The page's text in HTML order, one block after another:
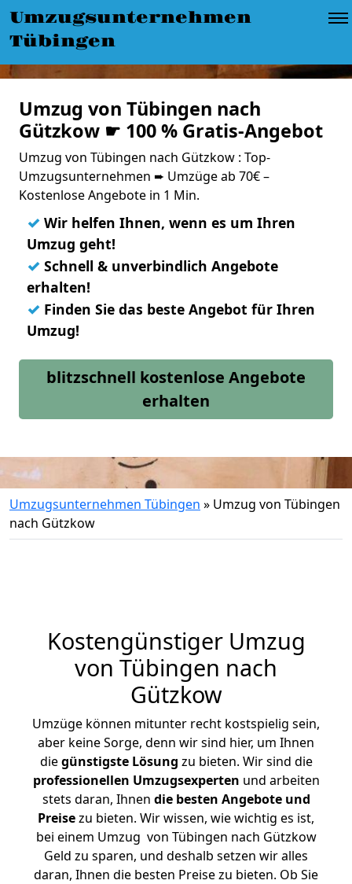
Umzugsunternehmen
Tübingen
Umzug von Tübingen nach
Gützkow ☛ 100 % Gratis-Angebot
Umzug von Tübingen nach Gützkow : Top-
Umzugsunternehmen ➨ Umzüge ab 70€ –
Kostenlose Angebote in 1 Min.
✓ Wir helfen Ihnen, wenn es um Ihren
Umzug geht!
✓ Schnell & unverbindlich Angebote
erhalten!
✓ Finden Sie das beste Angebot für Ihren
Umzug!
blitzschnell kostenlose Angebote
erhalten
Umzugsunternehmen Tübingen » Umzug von Tübingen
nach Gützkow
Kostengünstiger Umzug
von Tübingen nach
Gützkow
Umzüge können mitunter recht kostspielig sein,
aber keine Sorge, denn wir sind hier, um Ihnen
diegünstigste Lösung zu bieten. Wir sind die
professionellen Umzugsexperten und arbeiten
stets daran, Ihnen die besten Angebote und
Preisezu bieten. Wir wissen, wie wichtig es ist,
bei einem Umzug von Tübingen nach Gützkow
Geld zu sparen, und deshalb setzen wir alles
daran, Ihnen die besten Preise zu bieten. Ob Sie